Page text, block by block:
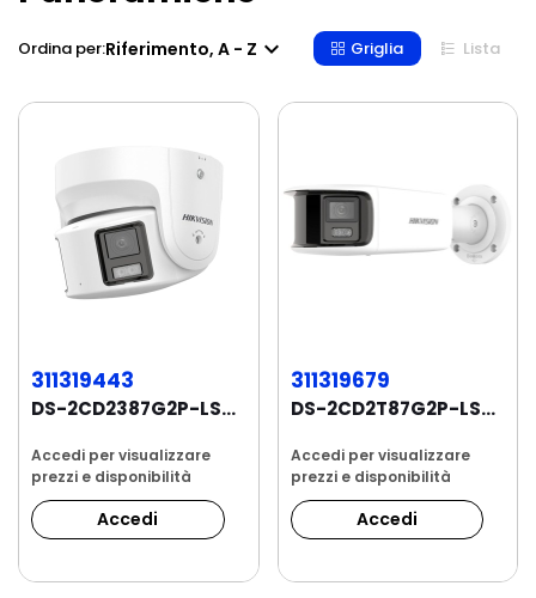
Ordina per:Riferimento, A - Z  Griglia Lista
311319443
DS-2CD2387G2P-LSU/SL Telecamera ColorVu...
Accedi per visualizzare
prezzi e disponibilità
Accedi
311319679
DS-2CD2T87G2P-LSU/SL Telecamera ColorVu...
Accedi per visualizzare
prezzi e disponibilità
Accedi